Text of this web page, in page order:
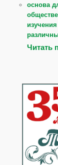
основа
Читать